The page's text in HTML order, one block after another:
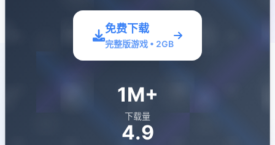
免费下载
完整版游戏 • 2GB
1M+
下载量
4.9